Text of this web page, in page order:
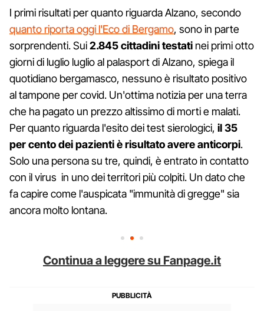
I primi risultati per quanto riguarda Alzano, secondo
quanto riporta oggi l'Eco di Bergamo, sono in parte
sorprendenti. Sui2.845 cittadini testati nei primi otto
giorni di luglio luglio al palasport di Alzano, spiega il
quotidiano bergamasco, nessuno è risultato positivo
al tampone per covid. Un'ottima notizia per una terra
che ha pagato un prezzo altissimo di morti e malati.
Per quanto riguarda l'esito dei test sierologici, il 35
per cento dei pazienti è risultato avere anticorpi.
Solo una persona su tre, quindi, è entrato in contatto
con il virus in uno dei territori più colpiti. Un dato che
fa capire come l'auspicata "immunità di gregge" sia
ancora molto lontana.
Continua a leggere su Fanpage.it